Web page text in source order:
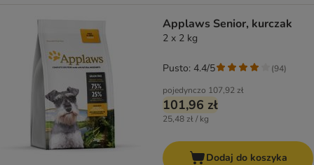
Applaws Senior, kurczak
2 x 2 kg
pojedynczo 107,92 zł
101,96 zł
25,48 zł / kg
Pusto: 4.4/5 (94)
Dodaj do koszyka